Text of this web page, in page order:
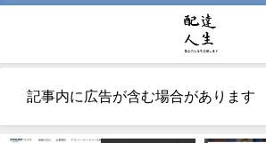
記事内に広告が含む場合があります